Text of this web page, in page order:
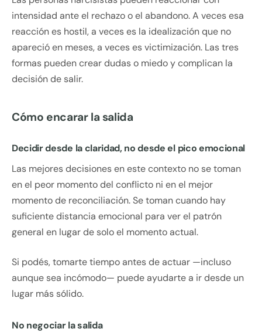
intensidad ante el rechazo o el abandono. A veces esa
reacción es hostil, a veces es la idealización que no
apareció en meses, a veces es victimización. Las tres
formas pueden crear dudas o miedo y complican la
decisión de salir.
Cómo encarar la salida
Decidir desde la claridad, no desde el pico emocional
Las mejores decisiones en este contexto no se toman
en el peor momento del conflicto ni en el mejor
momento de reconciliación. Se toman cuando hay
suficiente distancia emocional para ver el patrón
general en lugar de solo el momento actual.
Si podés, tomarte tiempo antes de actuar —incluso
aunque sea incómodo— puede ayudarte a ir desde un
lugar más sólido.
No negociar la salida